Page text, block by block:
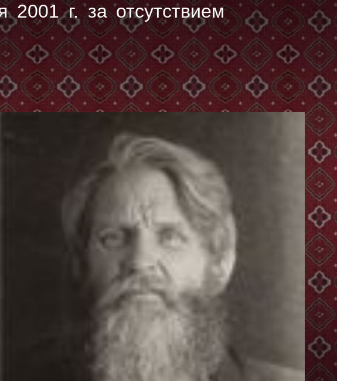
2001 г. за отсутствием